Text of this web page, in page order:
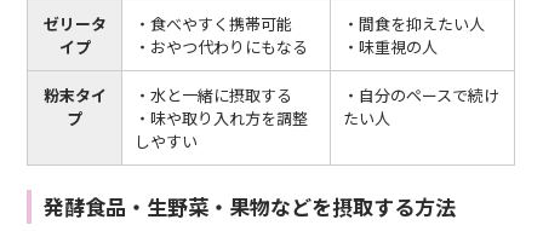
ゼリータ
イプ
・食べやすく携帯可能
・おやつ代わりにもなる
・間食を抑えたい人
・味重視の人
粉末タイ
プ
・水と一緒に摂取する
・味や取り入れ方を調整
しやすい
・自分のペースで続け
たい人
発酵食品・生野菜・果物などを摂取する方法